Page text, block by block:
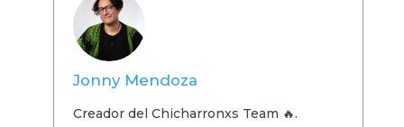
Jonny Mendoza
Creador del Chicharronxs Team 🔥.